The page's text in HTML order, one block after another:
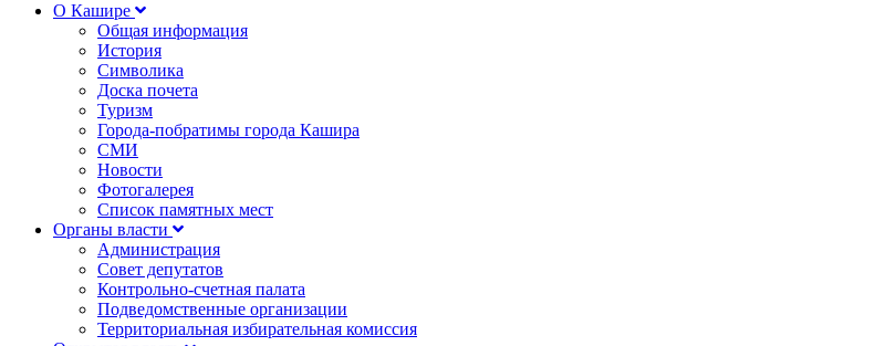
О Кашире
Общая информация
История
Символика
Доска почета
Туризм
Города-побратимы города Кашира
СМИ
Новости
Фотогалерея
Список памятных мест
Органы власти
Администрация
Совет депутатов
Контрольно-счетная палата
Подведомственные организации
Территориальная избирательная комиссия